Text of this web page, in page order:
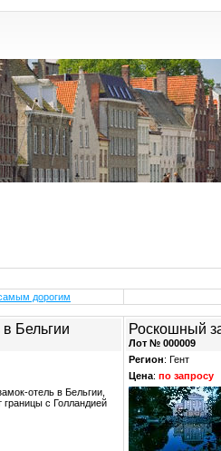
дорогим
Бельгии
отель в Бельгии,
границы с Голландией
Роскошный
Лот № 000009
Регион: Гент
Цена: по запросу